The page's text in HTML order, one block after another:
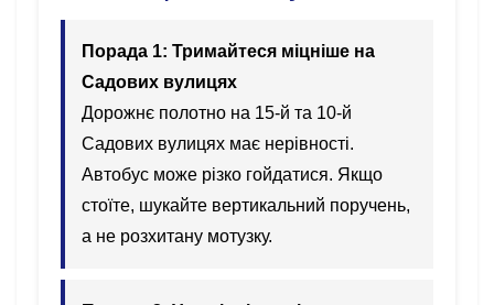
Порада 1: Тримайтеся міцніше на
Садових вулицях
Дорожнє полотно на 15-й та 10-й
Садових вулицях має нерівності.
Автобус може різко гойдатися. Якщо
стоїте, шукайте вертикальний поручень,
а не розхитану мотузку.